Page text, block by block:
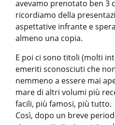
avevamo prenotato ben 3
ricordiamo della
aspettative infrante e
almeno una copia.
E poi ci sono titoli (molti
emeriti sconosciuti che
nemmeno a essere mai
mare di altri volumi più
facili, più famosi, più tutto.
Così, dopo un breve